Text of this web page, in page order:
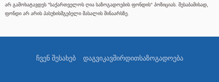
არ გამოხატავდეს "საქართველოს ღია საზოგადოების ფონდის" პოზიციას. შესაბამისად,
ფონდი არ არის პასუხისმგებელი მასალის შინაარსზე.
ჩვენ შესახებ დაგვიკავშირდითსაზოგადოება